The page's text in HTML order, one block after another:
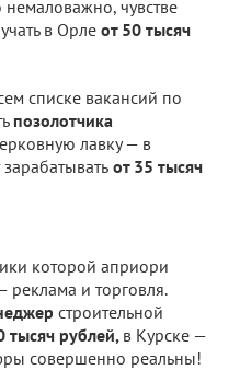
чувстве
в Орле от 50 тысяч
списке вакансий по
позолотчика
лавку — в
от 35 тысяч
которой априори
реклама и торговля.
строительной
тысяч рублей, в Курске —
совершенно реальны!